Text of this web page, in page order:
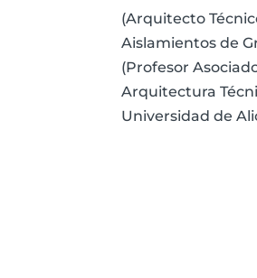
(Arquitecto
Aislamientos de
(Profesor
Arquitectura
Universidad de